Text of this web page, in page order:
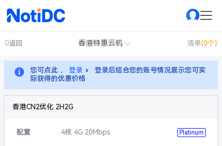
返回 香港特惠云机 清单(0个)
您可点此 ， 登录
登录后结合您的账号情况展示您可实
际获得的优惠价格
香港CN2优化 2H2G
配置 4核 4G 20Mbps Platinum